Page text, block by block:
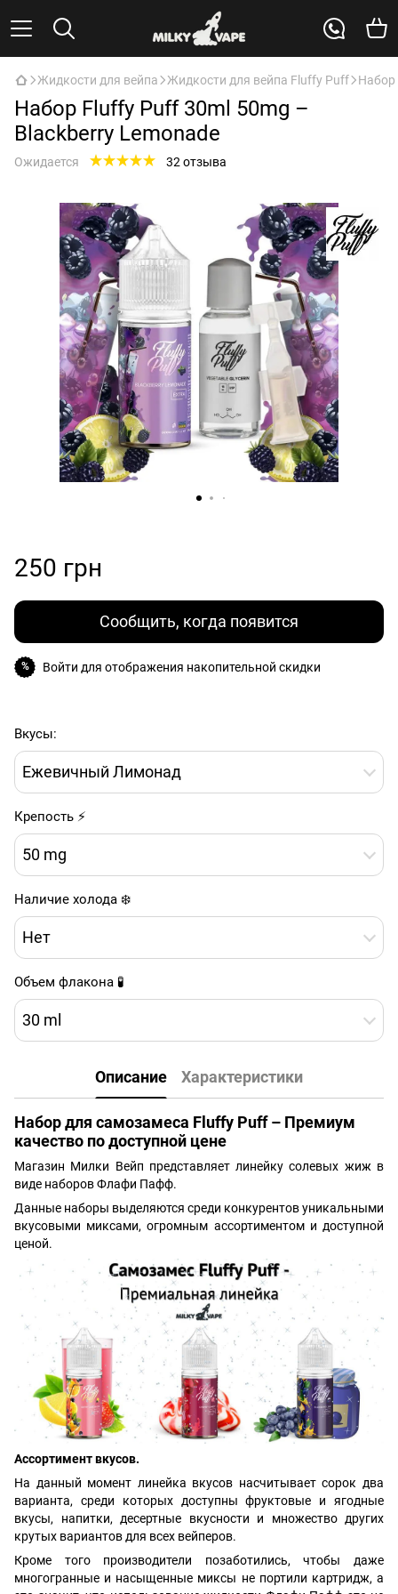
Жидкости для вейпа Жидкости для вейпа Fluffy Puff Набор
Набор Fluffy Puff 30ml 50mg –
Blackberry Lemonade
Ожидается 32 отзыва
250 грн
Сообщить, когда появится
% Войти для отображения накопительной скидки
Вкусы:
Ежевичный Лимонад
Крепость ⚡
50 mg
Наличие холода ❄️
Нет
Объем флакона 🧪
30 ml
Описание Характеристики
Набор для самозамеса Fluffy Puff – Премиум
качество по доступной цене
Магазин Милки Вейп представляет линейку солевых жиж в
виде наборов Флафи Пафф.
Данные наборы выделяются среди конкурентов уникальными
вкусовыми миксами, огромным ассортиментом и доступной
ценой.
Ассортимент вкусов.
На данный момент линейка вкусов насчитывает сорок два
варианта, среди которых доступны фруктовые и ягодные
вкусы, напитки, десертные вкусности и множество других
крутых вариантов для всех вейперов.
Кроме того производители позаботились, чтобы даже
многогранные и насыщенные миксы не портили картридж, а